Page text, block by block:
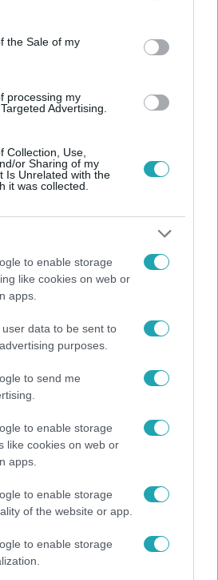
Google and its third-party tags to
specified purposes in below Google
the Sale of my
processing my
Advertising.
Collection, Use,
or Sharing of my
Is Unrelated with the
it was collected.
to enable storage
like cookies on web or
apps.
data to be sent to
purposes.
to send me
to enable storage
like cookies on web or
apps.
to enable storage
of the website or app.
to enable storage
büszkén jelentették be: